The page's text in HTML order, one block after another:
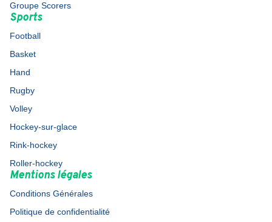
Groupe Scorers
Sports
Football
Basket
Hand
Rugby
Volley
Hockey-sur-glace
Rink-hockey
Roller-hockey
Mentions légales
Conditions Générales
Politique de confidentialité